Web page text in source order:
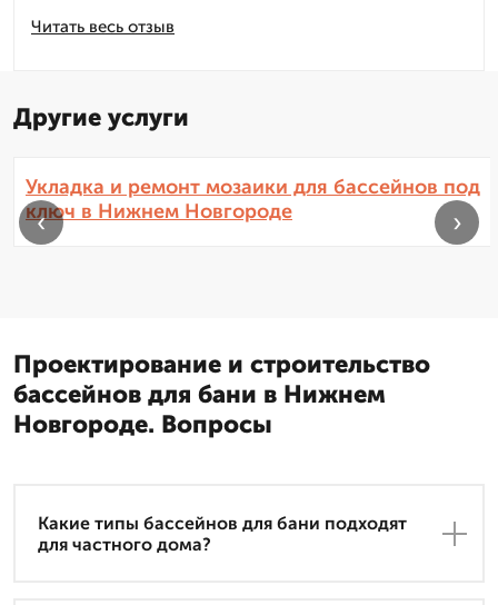
Читать весь отзыв
Другие услуги
Укладка и ремонт мозаики для бассейнов под
ключ в Нижнем Новгороде
‹ ›
Проектирование и строительство
бассейнов для бани в Нижнем
Новгороде. Вопросы
Какие типы бассейнов для бани подходят
для частного дома?